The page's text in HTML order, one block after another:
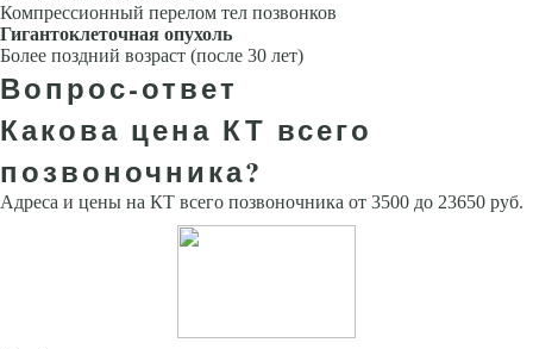
Компрессионный перелом тел позвонков
Гигантоклеточная опухоль
Более поздний возраст (после 30 лет)
Вопрос-ответ
Какова цена КТ всего
позвоночника?
Адреса и цены на КТ всего позвоночника от 3500 до 23650 руб.